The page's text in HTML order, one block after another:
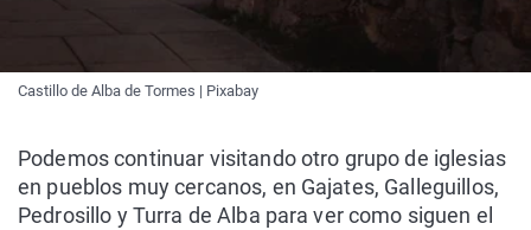
Castillo de Alba de Tormes | Pixabay
Podemos continuar visitando otro grupo de iglesias
en pueblos muy cercanos, en Gajates, Galleguillos,
Pedrosillo y Turra de Alba para ver como siguen el